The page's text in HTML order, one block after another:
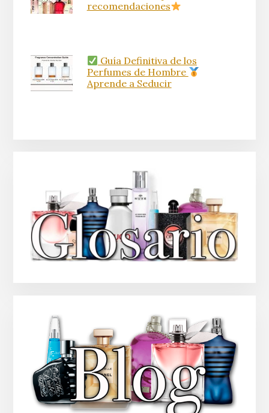
recomendaciones
Guía Definitiva de los
Perfumes de Hombre
Aprende a Seducir